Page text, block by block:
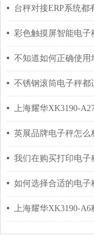
台秤对接ERP系统都
彩色触摸屏智能电子
不锈钢滚筒电子秤都
上海耀华XK3190-
英展品牌电子秤怎么
如何选择合适的电子